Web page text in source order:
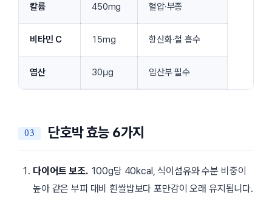
칼륨 450mg 혈압·부종
비타민 C 15mg 항산화·철 흡수
엽산 30µg 임산부 필수
단호박 효능 6가지
다이어트 보조.100g당 40kcal, 식이섬유와 수분 비중이
높아 같은 부피 대비 흰쌀밥보다 포만감이 오래 유지됩니다.